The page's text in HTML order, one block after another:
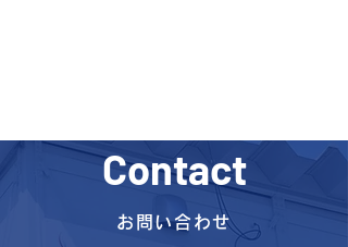
Contact
お問い合わせ